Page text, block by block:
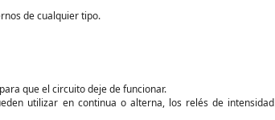
de cualquier tipo.
que el circuito deje de funcionar.
utilizar en continua o alterna, los relés de intensidad